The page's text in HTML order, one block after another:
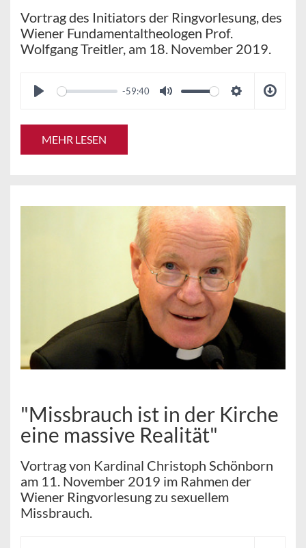
Vortrag des Initiators der Ringvorlesung, des
Wiener Fundamentaltheologen Prof.
Wolfgang Treitler, am 18. November 2019.
-59:40
MEHR LESEN
"Missbrauch ist in der Kirche
eine massive Realität"
Vortrag von Kardinal Christoph Schönborn
am 11. November 2019 im Rahmen der
Wiener Ringvorlesung zu sexuellem
Missbrauch.